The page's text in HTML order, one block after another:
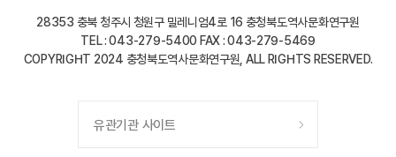
28353 충북 청주시 청원구 밀레니엄4로 16 충청북도역사문화연구원
TEL : 043-279-5400 FAX : 043-279-5469
COPYRIGHT 2024 충청북도역사문화연구원, ALL RIGHTS RESERVED.
유관기관 사이트